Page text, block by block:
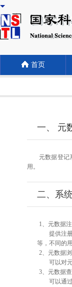
首页
一、 元
元数据登记
用。
二、系
1、元数据
提供注
等，不同的
2、元数据
可以对
3、元数据
可以通